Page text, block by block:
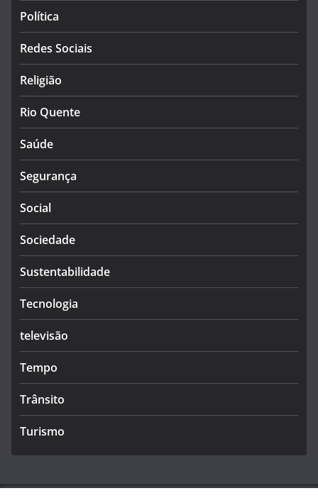
Política
Redes Sociais
Religião
Rio Quente
Saúde
Segurança
Social
Sociedade
Sustentabilidade
Tecnologia
televisão
Tempo
Trânsito
Turismo